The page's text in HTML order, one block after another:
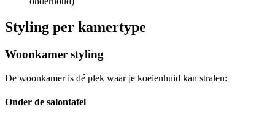
Styling per kamertype
Woonkamer styling
De woonkamer is dé plek waar je koeienhuid kan stralen:
Onder de salontafel